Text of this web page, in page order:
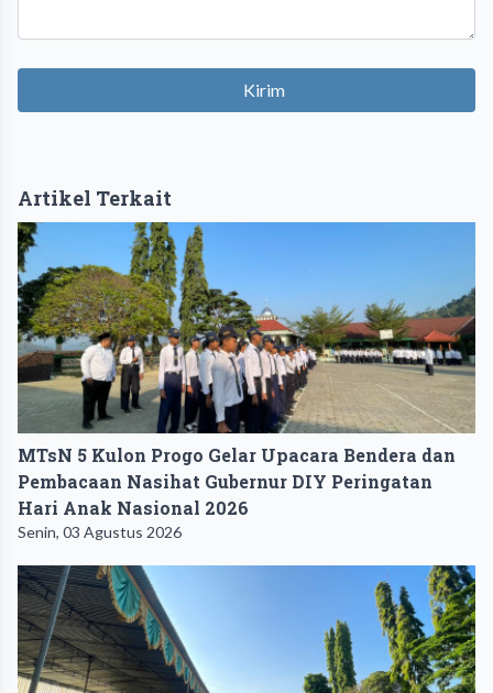
Kirim
Artikel Terkait
MTsN 5 Kulon Progo Gelar Upacara Bendera dan
Pembacaan Nasihat Gubernur DIY Peringatan
Hari Anak Nasional 2026
Senin, 03 Agustus 2026